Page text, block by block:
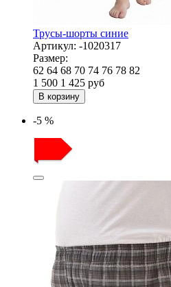
Трусы-шорты синие
Артикул: -1020317
Размер:
62 64 68 70 74 76 78 82
1 500 1 425 руб
В корзину
-5 %